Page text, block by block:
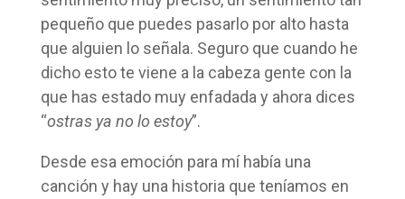
pequeño que puedes pasarlo por alto hasta
que alguien lo señala. Seguro que cuando he
dicho esto te viene a la cabeza gente con la
que has estado muy enfadada y ahora dices
“ostras ya no lo estoy”.
Desde esa emoción para mí había una
canción y hay una historia que teníamos en